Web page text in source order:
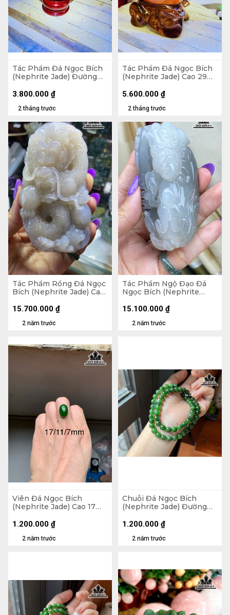
Tác Phẩm Đá Ngọc Bích
(Nephrite Jade) Đường
2 tháng trước
3.800.000 ₫
Tác Phẩm Đá Ngọc Bích
(Nephrite Jade) Cao 29
2 tháng trước
5.600.000 ₫
Tác Phẩm Rồng Đá Ngọc
Bích (Nephrite Jade) Cao
(mm) 298g
2 năm trước
15.700.000 ₫
Tác Phẩm Ngộ Đạo Đá
Ngọc Bích (Nephrite
Sâu 36,3 (mm) 198,6g
2 năm trước
15.100.000 ₫
Viên Đá Ngọc Bích
(Nephrite Jade) Cao 17
11,475cts
2 năm trước
1.200.000 ₫
Chuỗi Đá Ngọc Bích
(Nephrite Jade) Đường
2 năm trước
1.200.000 ₫